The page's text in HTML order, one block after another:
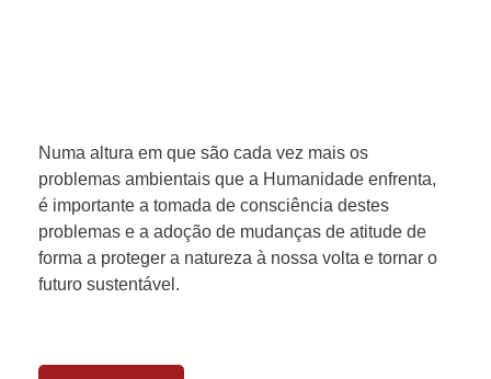
Numa altura em que são cada vez mais os
problemas ambientais que a Humanidade enfrenta,
é importante a tomada de consciência destes
problemas e a adoção de mudanças de atitude de
forma a proteger a natureza à nossa volta e tornar o
futuro sustentável.